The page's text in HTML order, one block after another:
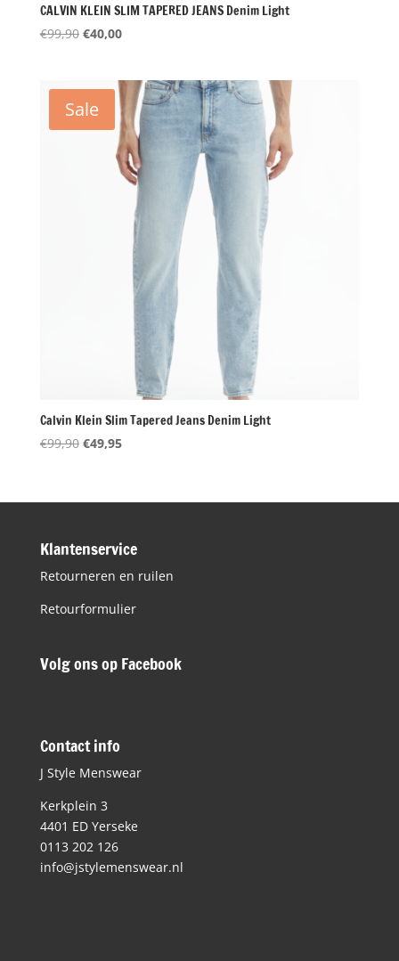
CALVIN KLEIN SLIM TAPERED JEANS Denim Light
€99,90 Oorspronkelijke
€99,90.
€40,00Huidige
€40,00.
Sale
Calvin Klein Slim Tapered Jeans Denim Light
€99,90 Oorspronkelijke
€99,90.
€49,95Huidige
€49,95.
Klantenservice
Retourneren en ruilen
Retourformulier
Volg ons op Facebook
Contact info
J Style Menswear
Kerkplein 3
4401 ED Yerseke
0113 202 126
info@jstylemenswear.nl